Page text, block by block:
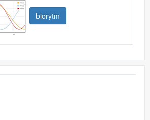
biorytm